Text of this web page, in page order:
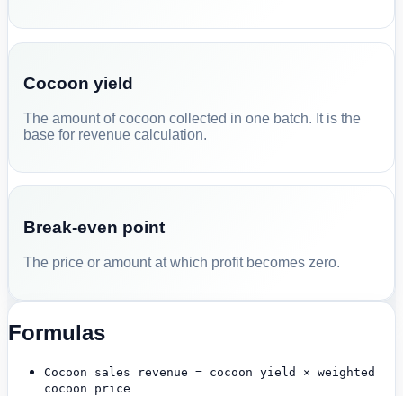
Cocoon yield
The amount of cocoon collected in one batch. It is the
base for revenue calculation.
Break-even point
The price or amount at which profit becomes zero.
Formulas
Cocoon sales revenue = cocoon yield × weighted
cocoon price